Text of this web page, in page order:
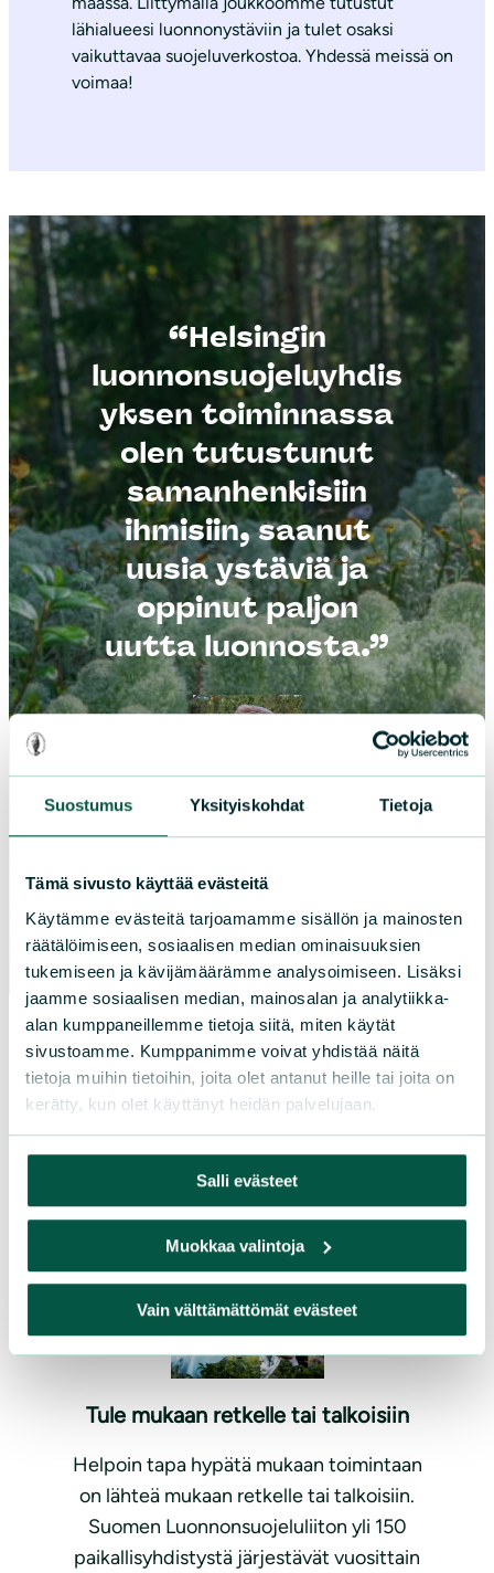
Suostumus Yksityiskohdat Tietoja
Tämä sivusto käyttää evästeitä
Käytämme evästeitä tarjoamamme sisällön ja mainosten
räätälöimiseen, sosiaalisen median ominaisuuksien
tukemiseen ja kävijämäärämme analysoimiseen. Lisäksi
jaamme sosiaalisen median, mainosalan ja analytiikka-
alan kumppaneillemme tietoja siitä, miten käytät
sivustoamme. Kumppanimme voivat yhdistää näitä
tietoja muihin tietoihin, joita olet antanut heille tai joita on
kerätty, kun olet käyttänyt heidän palvelujaan.
Salli evästeet
Muokkaa valintoja
Vain välttämättömät evästeet
lähialueesi luonnonystäviin ja tulet osaksi
vaikuttavaa suojeluverkostoa. Yhdessä meissä on
voimaa!
“Helsingin
luonnonsuojeluyhdis
yksen toiminnassa
olen tutustunut
samanhenkisiin
ihmisiin, saanut
uusia ystäviä ja
oppinut paljon
uutta luonnosta.”
Eeva ”Eve” Rantala, Helsinki
Jäsen ja vapaaehtoinen
Löydä oma tapasi auttaa
vapaaehtoisena
Tule mukaan retkelle tai talkoisiin
Helpoin tapa hypätä mukaan toimintaan
on lähteä mukaan retkelle tai talkoisiin.
Suomen Luonnonsuojeluliiton yli 150
paikallisyhdistystä järjestävät vuosittain